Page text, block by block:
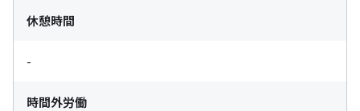
休憩時間
-
時間外労働